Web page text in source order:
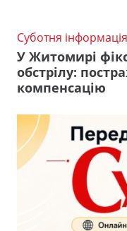
Суботня інформація
У Житомирі
обстрілу:
компенсацію